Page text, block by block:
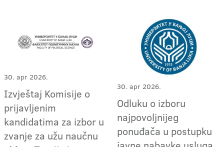
30. apr 2026.
Izvještaj Komisije o
prijavljenim
kandidatima za izbor u
zvanje za užu naučnu
30. apr 2026.
Odluku o izboru
najpovoljnijeg
ponuđača u postupku